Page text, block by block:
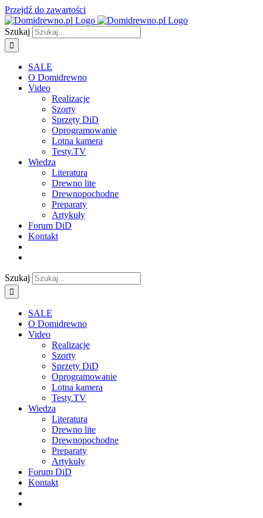
Przejdź do zawartości
Szukaj
SALE
O Domidrewno
Video
Realizacje
Szorty
Sprzęty DiD
Oprogramowanie
Lotna kamera
Testy.TV
Wiedza
Literatura
Drewno lite
Drewnopochodne
Preparaty
Artykuły
Forum DiD
Kontakt
Szukaj
SALE
O Domidrewno
Video
Realizacje
Szorty
Sprzęty DiD
Oprogramowanie
Lotna kamera
Testy.TV
Wiedza
Literatura
Drewno lite
Drewnopochodne
Preparaty
Artykuły
Forum DiD
Kontakt